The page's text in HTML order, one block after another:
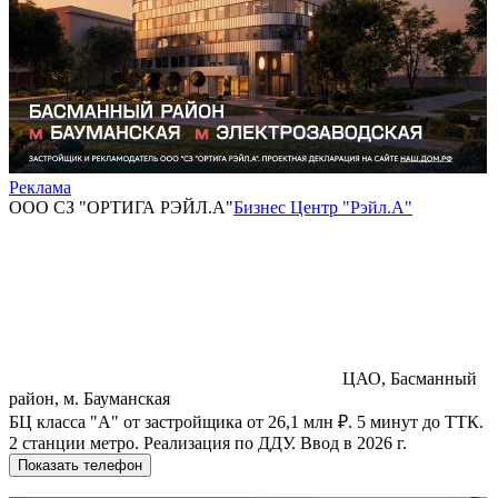
Реклама
ООО СЗ "ОРТИГА РЭЙЛ.А"Бизнес Центр "Рэйл.А"
ЦАО, Басманный
район, м. Бауманская
БЦ класса "А" от застройщика от 26,1 млн ₽. 5 минут до ТТК.
2 станции метро. Реализация по ДДУ. Ввод в 2026 г.
Показать телефон